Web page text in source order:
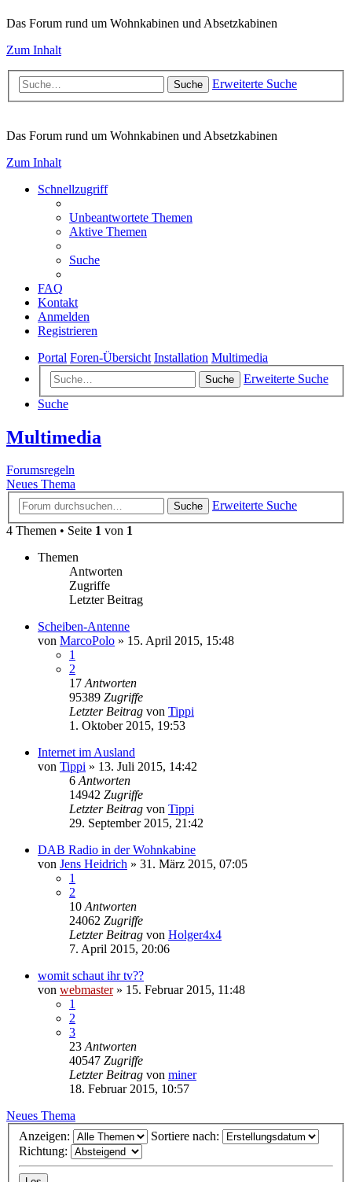
Das Forum rund um Wohnkabinen und Absetzkabinen
Zum Inhalt
Suche Erweiterte Suche
Das Forum rund um Wohnkabinen und Absetzkabinen
Zum Inhalt
Schnellzugriff
Unbeantwortete Themen
Aktive Themen
Suche
FAQ
Kontakt
Anmelden
Registrieren
Portal Foren-Übersicht Installation Multimedia
Suche
Erweiterte Suche
Suche
Multimedia
Forumsregeln
Neues Thema
Suche
Erweiterte Suche
4 Themen • Seite 1 von 1
Themen
Antworten
Zugriffe
Letzter Beitrag
Scheiben-Antenne
von MarcoPolo » 15. April 2015, 15:48
1
2
17 Antworten
95389 Zugriffe
Letzter Beitrag von Tippi
1. Oktober 2015, 19:53
Internet im Ausland
von Tippi » 13. Juli 2015, 14:42
6 Antworten
14942 Zugriffe
Letzter Beitrag von Tippi
29. September 2015, 21:42
DAB Radio in der Wohnkabine
von Jens Heidrich » 31. März 2015, 07:05
1
2
10 Antworten
24062 Zugriffe
Letzter Beitrag von Holger4x4
7. April 2015, 20:06
womit schaut ihr tv??
von webmaster» 15. Februar 2015, 11:48
1
2
3
23 Antworten
40547 Zugriffe
Letzter Beitrag von miner
18. Februar 2015, 10:57
Neues Thema
Anzeigen:
Sortiere nach:
Richtung: